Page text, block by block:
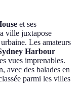
et ses
ville juxtapose
Les amateurs
Harbour
vues imprenables.
avec des balades en
parmi les villes